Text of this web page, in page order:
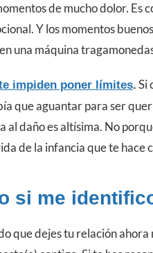
de mucho dolor. Es
Y los momentos
una máquina
impiden poner límites. Si
que aguantar para ser
al daño es altísima. No
de la infancia que te
si me
que dejes tu relación ahora